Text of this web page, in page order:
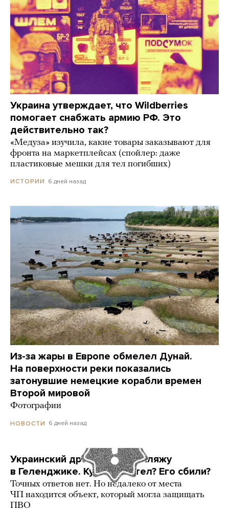
Украина утверждает, что Wildberries
помогает снабжать армию РФ. Это
действительно так?
«Медуза» изучила, какие товары заказывают для
фронта на маркетплейсах (спойлер: даже
пластиковые мешки для тел погибших)
ИСТОРИИ 6 дней назад
Из-за жары в Европе обмелел Дунай.
На поверхности реки показались
затонувшие немецкие корабли времен
Второй мировой
Фотографии
НОВОСТИ 6 дней назад
Украинский дрон попал по пляжу
в Геленджике. Куда он летел? Его сбили?
Точных ответов нет. Но недалеко от места
ЧП находится объект, который могла защищать
ПВО